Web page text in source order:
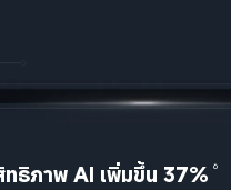
ทธิภาพ AI เพิ่มขึ้น 37% 6